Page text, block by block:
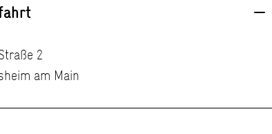
2
am Main